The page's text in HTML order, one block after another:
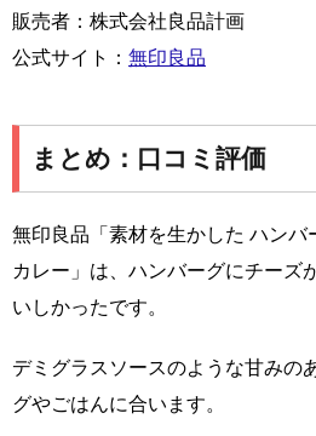
販売者：株式会社良品計画
公式サイト： 無印良品
まとめ：口コミ評価
無印良品「素材を生かした ハンバ
カレー」は、ハンバーグにチーズ
いしかったです。
デミグラスソースのような甘みの
グやごはんに合います。